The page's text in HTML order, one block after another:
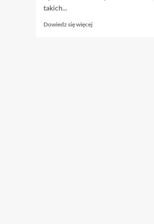
takich...
Dowiedz się więcejDowiedz